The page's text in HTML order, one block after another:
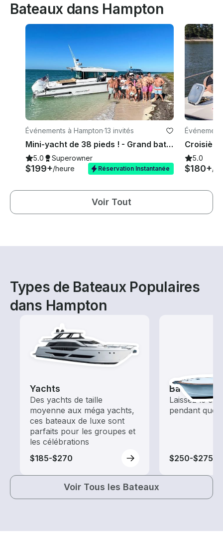
Bateaux dans Hampton
Événements à Hampton·13 invités
Mini-yacht de 38 pieds ! - Grand bateau d'aventure « ultra luxueux » à Hampton, en Virginie !
5.0 Superowner
$199+/heure Réservation Instantanée
5.0
$180+/
Voir Tout
Types de Bateaux Populaires
dans Hampton
Yachts
Des yachts de taille
moyenne aux méga yachts,
ces bateaux de luxe sont
parfaits pour les groupes et
les célébrations
$185-$270
Bateaux de
Laissez le
pendant que
$250-$275
Voir Tous les Bateaux